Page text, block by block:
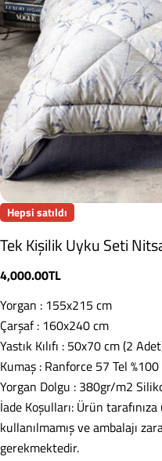
Hepsi satıldı
Tek Kişilik Uyku Seti
Normal
4,000.00TL
Yorgan : 155x215 cm
Çarşaf : 160x240 cm
Yastık Kılıfı : 50x70 cm (2
Kumaş : Ranforce 57 Tel
Yorgan Dolgu : 380gr/m2
İade Koşulları: Ürün
kullanılmamış ve ambalajı
gerekmektedir.
Adınız
E-